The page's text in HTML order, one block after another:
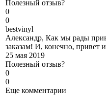
Полезный отзыв?
0
0
bestvinyl
Александр, Как мы рады
заказам! И, конечно, привет
25 мая 2019
Полезный отзыв?
0
0
Еще комментарии